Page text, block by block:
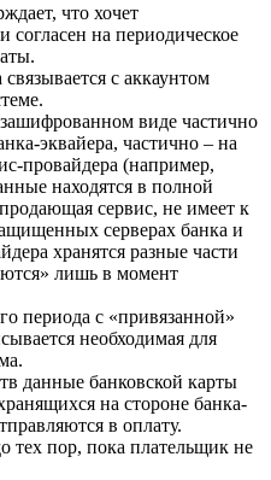
что хочет
согласен на периодическое
с аккаунтом
виде частично
эквайера, частично – на
провайдера (например,
находятся в полной
сервис, не имеет к
серверах банка и
хранятся разные части
лишь в момент
периода с «привязанной»
необходимая для
данные банковской карты
на стороне банка-
в оплату.
тех пор, пока плательщик не